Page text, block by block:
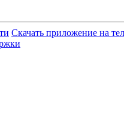
Скачать приложение на